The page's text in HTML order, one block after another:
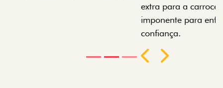
extra para a carroceria e um visual ainda mais
imponente para enfrentar qualquer terreno com
Pack tecnologia